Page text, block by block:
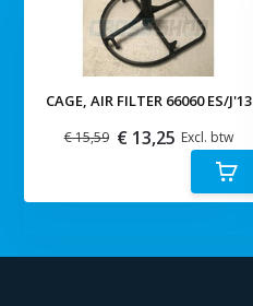
CAGE, AIR FILTER 66060 ES/J'13
€ 15,59 € 13,25 Excl. btw